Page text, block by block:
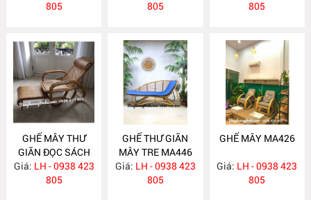
805
805
805
GHẾ MÂY THƯ
GIÃN ĐỌC SÁCH
MA447
Giá: LH - 0938 423
805
GHẾ THƯ GIÃN
MÂY TRE MA446
Giá: LH - 0938 423
805
GHẾ MÂY MA426
Giá: LH - 0938 423
805